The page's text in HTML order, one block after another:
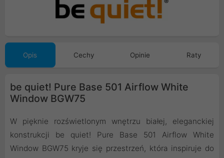
Opis Cechy Opinie Raty
be quiet! Pure Base 501 Airflow White
Window BGW75
W pięknie rozświetlonym wnętrzu białej, eleganckiej
konstrukcji be quiet! Pure Base 501 Airflow White
Window BGW75 kryje się przestrzeń, która inspiruje do